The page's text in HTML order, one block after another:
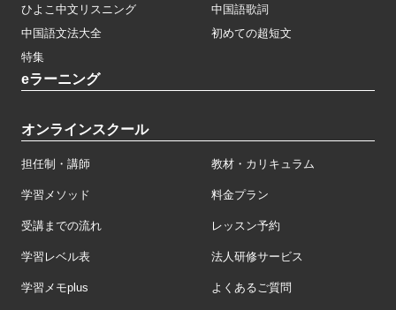
ひよこ中文リスニング
中国語歌詞
中国語文法大全
初めての超短文
特集
eラーニング
オンラインスクール
担任制・講師 教材・カリキュラム
学習メソッド 料金プラン
受講までの流れ レッスン予約
学習レベル表 法人研修サービス
学習メモplus よくあるご質問